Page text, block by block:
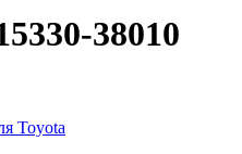
38010